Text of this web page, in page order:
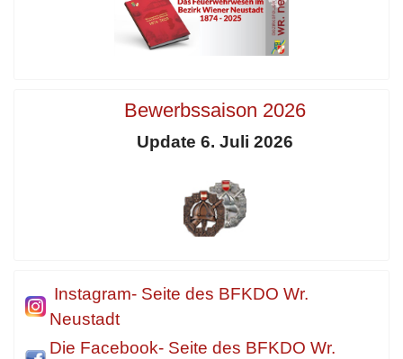
Bewerbssaison 2026
Update 6. Juli 2026
Instagram- Seite des BFKDO Wr.
Neustadt
Die Facebook- Seite des BFKDO Wr.